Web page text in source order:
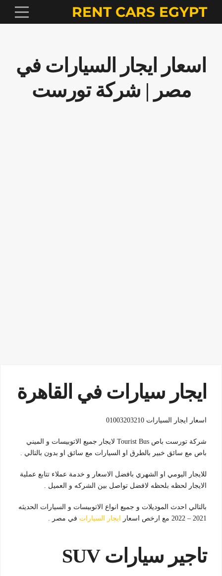
RENT CARS EGYPT
اسعار ايجار السيارات في
مصر | شركة تورست
ايجار سيارات في القاهرة
اسعار ايجار السيارات 01003203210
شركة تورست باص Tourist Bus لايجار جميع الاتوبيسات و الميني
باص مع سائق خبير بالطرق او السيارات مع سائق او بدون بالتالي .
للايجار اليومي او الشهري بافضل الاسعار و خدمة عملاء تتابع عملية
الايجار لحظه بلحظه لافضل تواصل بين الشركه و العميل .
بالتالي احدث الموديلات و جميع انواع الاتوبيسات و السيارات الحديثه
2021 – 2022 مع ارخص اسعار
ايجار السيارات في مصر .
تاجير سيارات SUV